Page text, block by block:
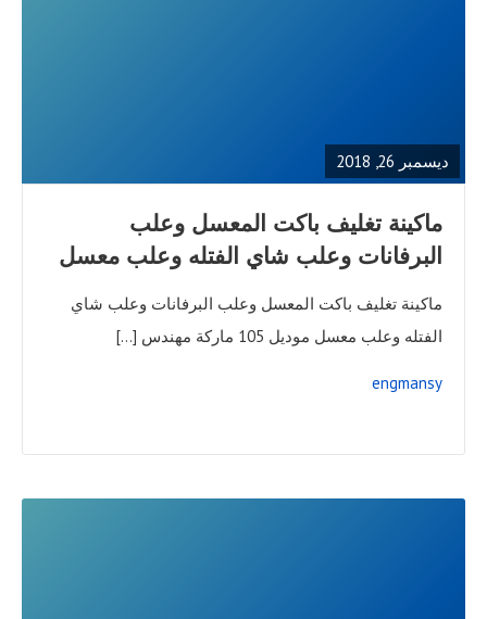
ديسمبر 26, 2018
ماكينة تغليف باكت المعسل وعلب
البرفانات وعلب شاي الفتله وعلب معسل
ماكينة تغليف باكت المعسل وعلب البرفانات وعلب شاي
الفتله وعلب معسل موديل 105 ماركة مهندس […]
engmansy